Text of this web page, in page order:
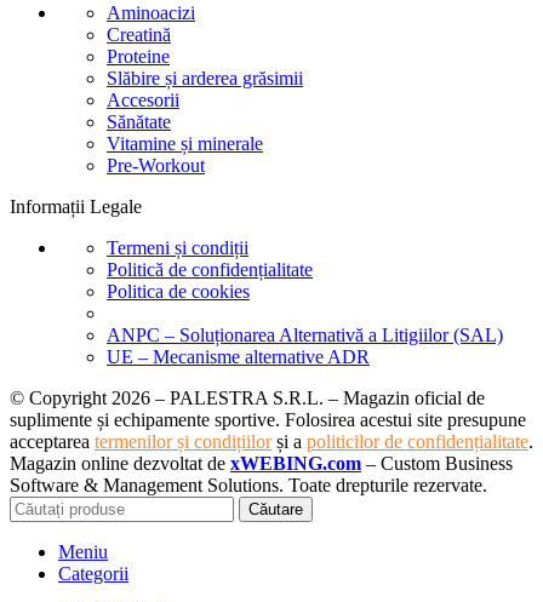
Aminoacizi
Creatină
Proteine
Slăbire și arderea grăsimii
Accesorii
Sănătate
Vitamine și minerale
Pre-Workout
Informații Legale
Termeni și condiții
Politică de confidențialitate
Politica de cookies
ANPC – Soluționarea Alternativă a Litigiilor (SAL)
UE – Mecanisme alternative ADR
© Copyright 2026 – PALESTRA S.R.L. – Magazin oficial de
suplimente și echipamente sportive. Folosirea acestui site presupune
acceptarea termenilor și condițiilorși a politicilor de confidențialitate.
Magazin online dezvoltat de xWEBING.com – Custom Business
Software & Management Solutions. Toate drepturile rezervate.
Căutare
Meniu
Categorii